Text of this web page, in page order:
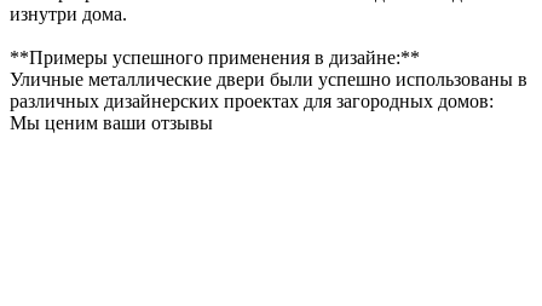
изнутри дома.
**Примеры успешного применения в дизайне:**
Уличные металлические двери были успешно использованы в
различных дизайнерских проектах для загородных домов:
Мы ценим ваши отзывы